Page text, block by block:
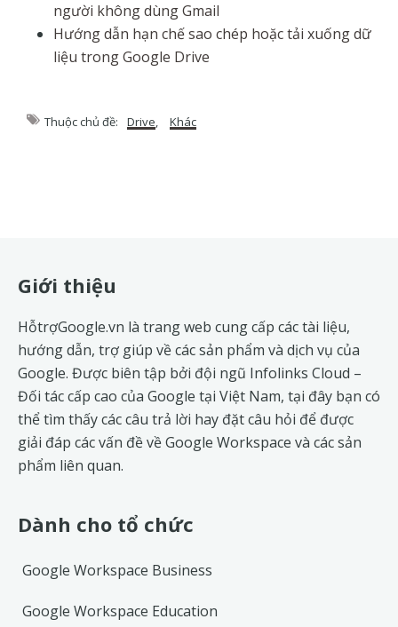
người không dùng Gmail
Hướng dẫn hạn chế sao chép hoặc tải xuống dữ
liệu trong Google Drive
Thuộc chủ đề: Drive, Khác
Footer
Giới thiệu
HỗtrợGoogle.vn là trang web cung cấp các tài liệu,
hướng dẫn, trợ giúp về các sản phẩm và dịch vụ của
Google. Được biên tập bởi đội ngũ Infolinks Cloud –
Đối tác cấp cao của Google tại Việt Nam, tại đây bạn có
thể tìm thấy các câu trả lời hay đặt câu hỏi để được
giải đáp các vấn đề vềGoogle Workspace và các sản
phẩm liên quan.
Dành cho tổ chức
Google Workspace Business
Google Workspace Education